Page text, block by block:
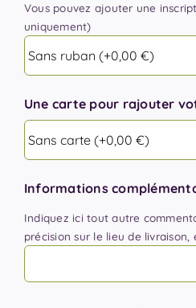
Vous pouvez ajouter une
uniquement)
Une carte pour rajouter
Informations
Indiquez ici tout autre
précision sur le lieu de livraison,